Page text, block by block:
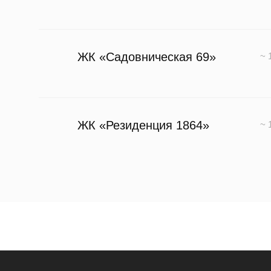
ЖК «Садовническая 69» ~
ЖК «Резиденция 1864» ~